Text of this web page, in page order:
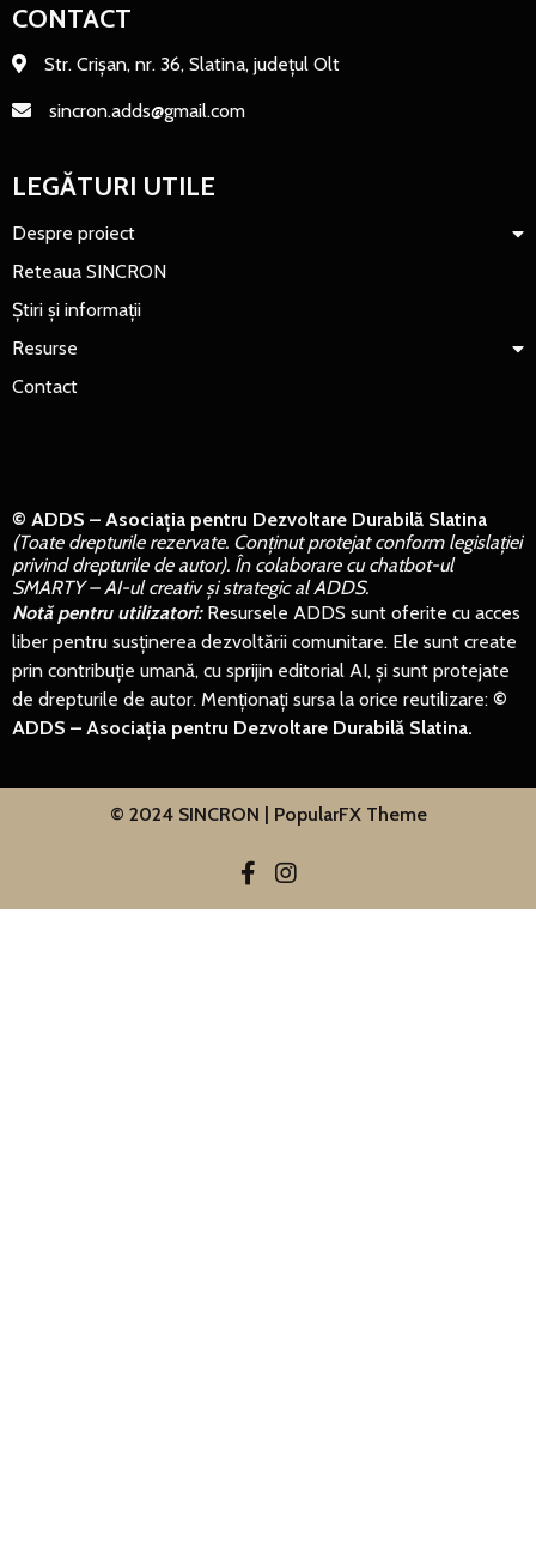
CONTACT
Str. Crișan, nr. 36, Slatina, județul Olt
sincron.adds@gmail.com
LEGĂTURI UTILE
Despre proiect
Reteaua SINCRON
Știri și informații
Resurse
Contact
© ADDS – Asociația pentru Dezvoltare Durabilă Slatina
(Toate drepturile rezervate. Conținut protejat conform legislației
privind drepturile de autor). În colaborare cu chatbot-ul
SMARTY – AI-ul creativ și strategic al ADDS.
Notă pentru utilizatori: Resursele ADDS sunt oferite cu acces
liber pentru susținerea dezvoltării comunitare. Ele sunt create
prin contribuție umană, cu sprijin editorial AI, și sunt protejate
de drepturile de autor. Menționați sursa la orice reutilizare: ©
ADDS – Asociația pentru Dezvoltare Durabilă Slatina.
© 2024 SINCRON | PopularFX Theme